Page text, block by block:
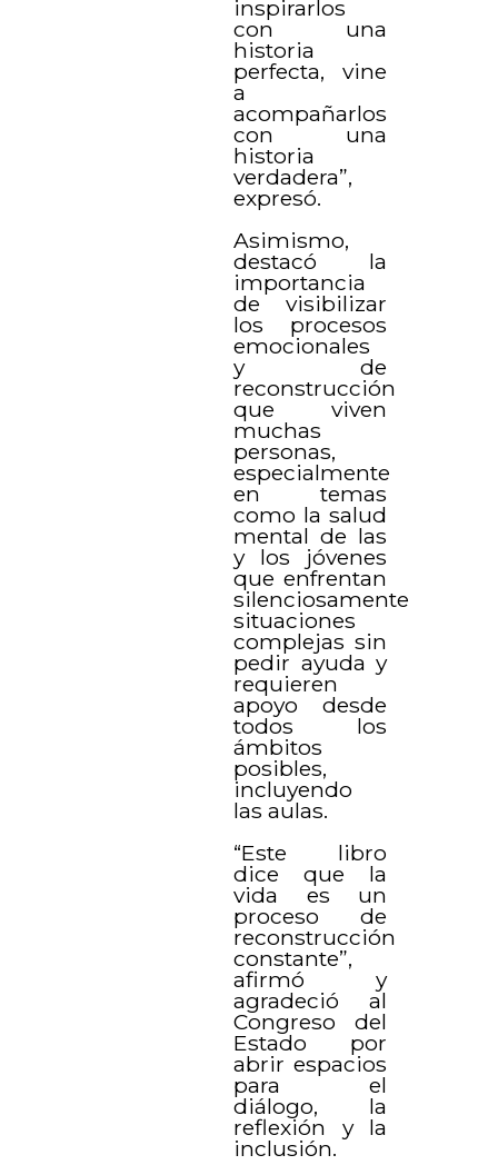
inspirarlos
con una
historia
perfecta, vine
a
acompañarlos
con una
historia
verdadera”,
expresó.
Asimismo,
destacó la
importancia
de visibilizar
los procesos
emocionales
y de
reconstrucción
que viven
muchas
personas,
especialmente
en temas
como la salud
mental de las
y los jóvenes
que enfrentan
silenciosamente
situaciones
complejas sin
pedir ayuda y
requieren
apoyo desde
todos los
ámbitos
posibles,
incluyendo
las aulas.
“Este libro
dice que la
vida es un
proceso de
reconstrucción
constante”,
afirmó y
agradeció al
Congreso del
Estado por
abrir espacios
para el
diálogo, la
reflexión y la
inclusión.